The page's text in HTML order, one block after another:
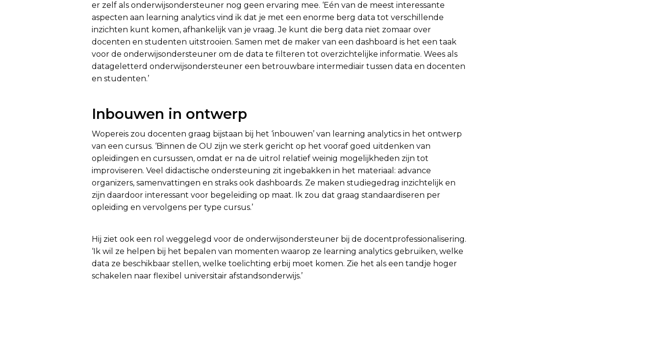
er zelf als onderwijsondersteuner nog geen ervaring mee. ‘Eén van de meest interessante
aspecten aan learning analytics vind ik dat je met een enorme berg data tot verschillende
inzichten kunt komen, afhankelijk van je vraag. Je kunt die berg data niet zomaar over
docenten en studenten uitstrooien. Samen met de maker van een dashboard is het een taak
voor de onderwijsondersteuner om de data te filteren tot overzichtelijke informatie. Wees als
datageletterd onderwijsondersteuner een betrouwbare intermediair tussen data en docenten
en studenten.’
Inbouwen in ontwerp
Wopereis zou docenten graag bijstaan bij het ‘inbouwen’ van learning analytics in het ontwerp
van een cursus. ‘Binnen de OU zijn we sterk gericht op het vooraf goed uitdenken van
opleidingen en cursussen, omdat er na de uitrol relatief weinig mogelijkheden zijn tot
improviseren. Veel didactische ondersteuning zit ingebakken in het materiaal: advance
organizers, samenvattingen en straks ook dashboards. Ze maken studiegedrag inzichtelijk en
zijn daardoor interessant voor begeleiding op maat. Ik zou dat graag standaardiseren per
opleiding en vervolgens per type cursus.’
Hij ziet ook een rol weggelegd voor de onderwijsondersteuner bij de docentprofessionalisering.
‘Ik wil ze helpen bij het bepalen van momenten waarop ze learning analytics gebruiken, welke
data ze beschikbaar stellen, welke toelichting erbij moet komen. Zie het als een tandje hoger
schakelen naar flexibel universitair afstandsonderwijs.’